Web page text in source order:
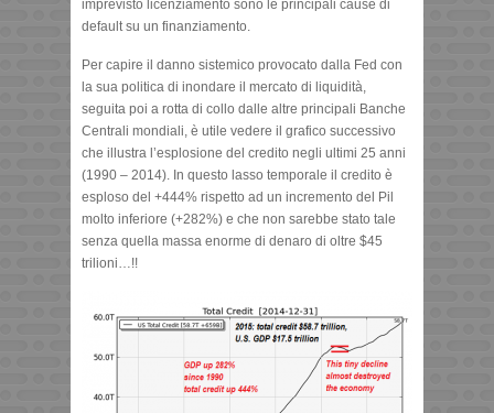
imprevisto licenziamento sono le principali cause di
default su un finanziamento.
Per capire il danno sistemico provocato dalla Fed con
la sua politica di inondare il mercato di liquidità,
seguita poi a rotta di collo dalle altre principali Banche
Centrali mondiali, è utile vedere il grafico successivo
che illustra l’esplosione del credito negli ultimi 25 anni
(1990 – 2014). In questo lasso temporale il credito è
esploso del +444% rispetto ad un incremento del Pil
molto inferiore (+282%) e che non sarebbe stato tale
senza quella massa enorme di denaro di oltre $45
trilioni…!!